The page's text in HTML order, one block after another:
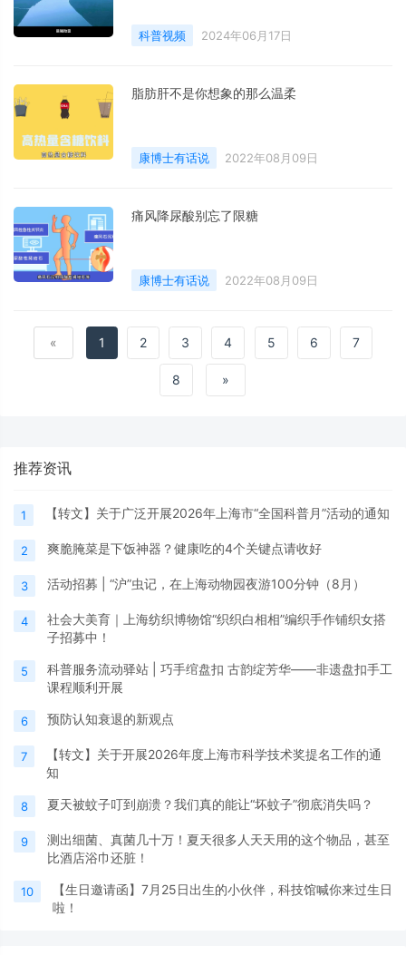
科普视频 2024年06月17日
脂肪肝不是你想象的那么温柔
康博士有话说 2022年08月09日
痛风降尿酸别忘了限糖
康博士有话说 2022年08月09日
« 1 2 3 4 5 6 7
8 »
推荐资讯
1 【转文】关于广泛开展2026年上海市“全国科普月”活动的通知
2 爽脆腌菜是下饭神器？健康吃的4个关键点请收好
3 活动招募 | “沪”虫记，在上海动物园夜游100分钟（8月）
4
社会大美育｜上海纺织博物馆“织织白相相”编织手作铺织女搭
子招募中！
5
科普服务流动驿站 | 巧手绾盘扣 古韵绽芳华——非遗盘扣手工
课程顺利开展
6 预防认知衰退的新观点
7
【转文】关于开展2026年度上海市科学技术奖提名工作的通
知
8 夏天被蚊子叮到崩溃？我们真的能让“坏蚊子”彻底消失吗？
9
测出细菌、真菌几十万！夏天很多人天天用的这个物品，甚至
比酒店浴巾还脏！
10
【生日邀请函】7月25日出生的小伙伴，科技馆喊你来过生日
啦！